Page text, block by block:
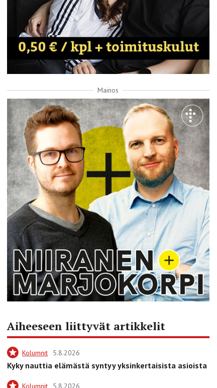
Mainos
Aiheeseen liittyvät artikkelit
Kolumnit 5.8.2026
Kyky nauttia elämästä syntyy yksinkertaisista asioista
Kolumnit 5.8.2026